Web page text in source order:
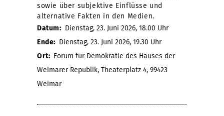
sowie über subjektive Einflüsse und
alternative Fakten in den Medien.
Datum: Dienstag, 23. Juni 2026, 18.00 Uhr
Ende: Dienstag, 23. Juni 2026, 19.30 Uhr
Ort: Forum für Demokratie des Hauses der
Weimarer Republik, Theaterplatz 4, 99423
Weimar